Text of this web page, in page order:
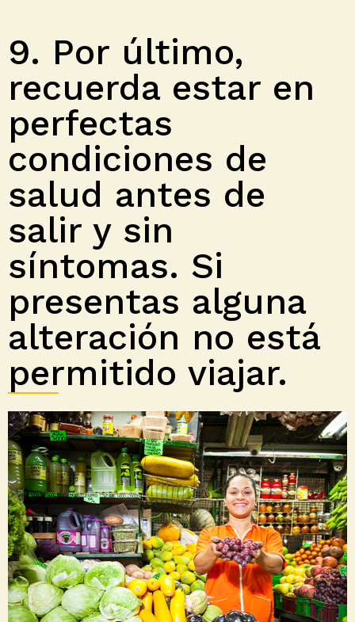
9. Por último,
recuerda estar en
perfectas
condiciones de
salud antes de
salir y sin
síntomas. Si
presentas alguna
alteración no está
permitido viajar.